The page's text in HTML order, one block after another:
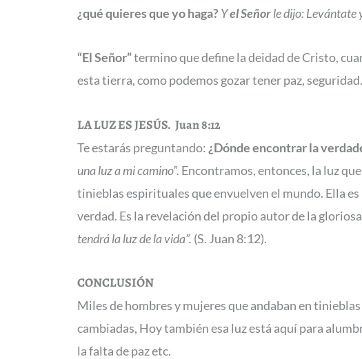
¿qué quieres que yo haga? Yel Señorle dijo: Levántate
“El Señor”termino que define la deidad de Cristo,
esta tierra, como podemos gozar tener paz, seguridad.
LA LUZ ES JESÚS. Juan 8:12
Te estarás preguntando: ¿Dónde encontrar la
una luz a mi camino”. Encontramos, entonces, la luz
tinieblas espirituales que envuelven el mundo. Ella
verdad. Es la revelación del propio autor de la
tendrá la luz de la vida”. (S. Juan 8:12).
CONCLUSIÓN
Miles de hombres y mujeres que andaban en
cambiadas, Hoy también esa luz está aquí para
la falta de paz etc.